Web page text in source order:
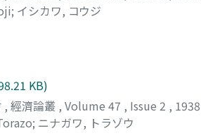
; イシカワ, コウジ
KB)
, 經濟論叢 , Volume 47 , Issue 2 , 1938
; ニナガワ, トラゾウ